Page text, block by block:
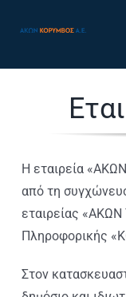
Κατασκευαστική
Εταιρικό Προφίλ
Οικονομικές
Η εταιρεία
από τη
εταιρείας «ΑΚΩΝ
Πληροφορικής
Στον